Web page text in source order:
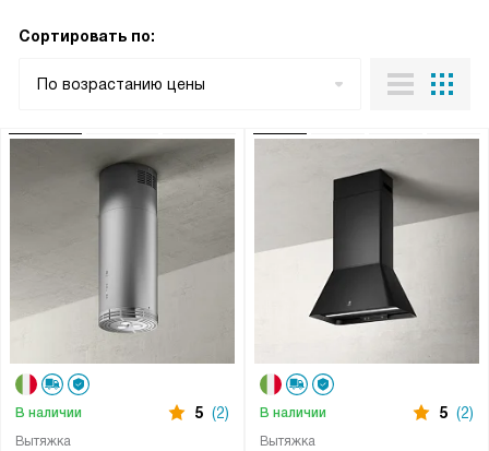
Сортировать по:
По возрастанию цены
Вытяжка
В наличии 5 (2)
Вытяжка
В наличии 5 (2)